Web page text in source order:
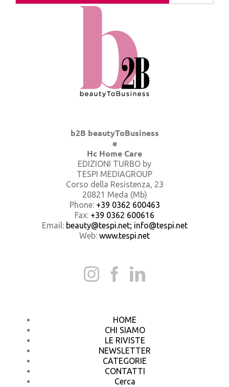
b2B beautyToBusiness
e
Hc Home Care
EDIZIONI TURBO by
TESPI MEDIAGROUP
Corso della Resistenza, 23
20821 Meda (Mb)
Phone: +39 0362 600463
Fax: +39 0362 600616
Email: beauty@tespi.net; info@tespi.net
Web: www.tespi.net
HOME
CHI SIAMO
LE RIVISTE
NEWSLETTER
CATEGORIE
CONTATTI
Cerca